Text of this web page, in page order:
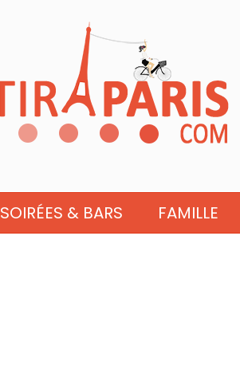
SOIRÉES & BARS FAMILLE